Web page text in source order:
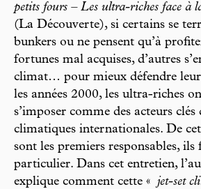
petits fours – Les ultra-riches face à
(La Découverte), si certains se
bunkers ou ne pensent qu’à
fortunes mal acquises, d’autres
climat… pour mieux défendre
les années 2000, les ultra-riches
s’imposer comme des acteurs
climatiques internationales. De
sont les premiers responsables,
particulier. Dans cet entretien,
explique comment cette « jet-set